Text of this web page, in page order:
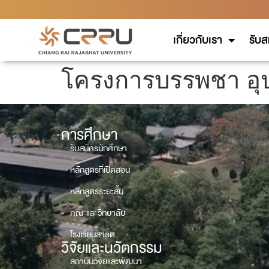
เกี่ยวกับเรา รับ
โครงการบรรพชา
การศึกษา
รับสมัครนักศึกษา
หลักสูตรที่เปิดสอน
หลักสูตรระยะสั้น
คณะและวิทยาลัย
โรงเรียนสาธิต
วิจัยและนวัตกรรม
สถาบันวิจัยและพัฒนา